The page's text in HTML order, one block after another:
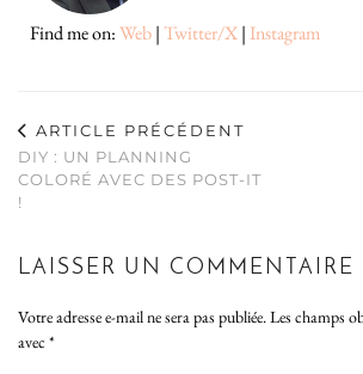
Find me on:Web|Twitter/X| Instagram
ARTICLE PRÉCÉDENT
DIY : UN PLANNING
COLORÉ AVEC DES POST-IT
!
LAISSER UN COMMENTAIRE
Votre adresse e-mail ne sera pas publiée.Les champs
avec *